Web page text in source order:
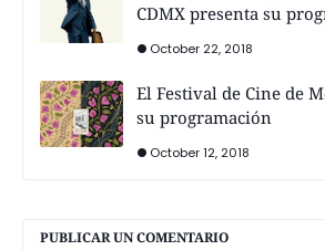
CDMX presenta su
October 22, 2018
El Festival de Cine de
su programación
October 12, 2018
PUBLICAR UN COMENTARIO